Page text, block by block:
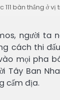
bàn thắng ở vị
người ta
cách thi
mọi pha
Tây Ban
cấm địa.